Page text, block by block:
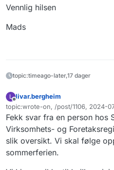
Vennlig hilsen
Mads
topic:timeago-later,17 dager
L
Frakoblet
livar.bergheim
topic:wrote-on, /post/1106, 2024-
Sist endret av
Fekk svar fra en person hos
Virksomhets- og
slik oversikt. Vi skal følge
sommerferien.